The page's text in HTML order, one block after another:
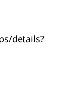
details?